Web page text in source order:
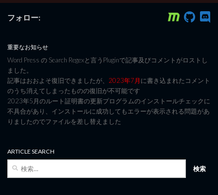
フォロー:
重要なお知らせ
Word Press の Search Regexと言うPluginで記事及びコメントがロストし
ました。
記事はおおよそ復旧できましたが、 2023年7月に書き込まれたコメント
のうち消えてしまったものの復旧が不可能です
2023年5月のルート証明書の更新プログラムのインストールチェックに
不具合があり、インストールに成功してもエラーが表示される問題があ
りましたのでファイルを差し替えました
ARTICLE SEARCH
検